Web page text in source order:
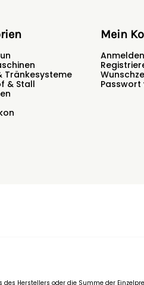
Tränkesysteme
& Stall
Mein
Anmelden
Passwort
Herstellers oder die Summe der